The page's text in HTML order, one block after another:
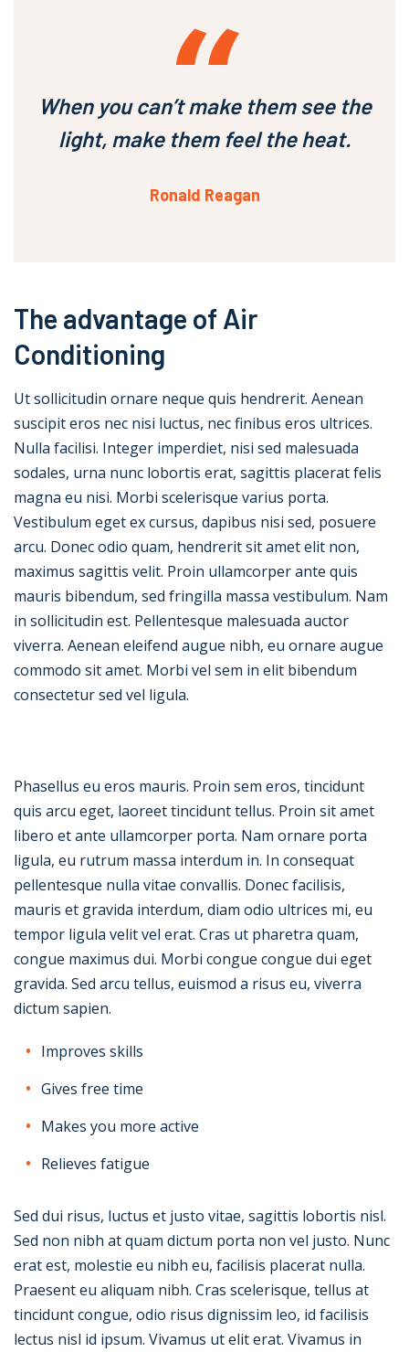
When you can’t make them see the
light, make them feel the heat.
Ronald Reagan
The advantage of Air
Conditioning
Ut sollicitudin ornare neque quis hendrerit. Aenean
suscipit eros nec nisi luctus, nec finibus eros ultrices.
Nulla facilisi. Integer imperdiet, nisi sed malesuada
sodales, urna nunc lobortis erat, sagittis placerat felis
magna eu nisi. Morbi scelerisque varius porta.
Vestibulum eget ex cursus, dapibus nisi sed, posuere
arcu. Donec odio quam, hendrerit sit amet elit non,
maximus sagittis velit. Proin ullamcorper ante quis
mauris bibendum, sed fringilla massa vestibulum. Nam
in sollicitudin est. Pellentesque malesuada auctor
viverra. Aenean eleifend augue nibh, eu ornare augue
commodo sit amet. Morbi vel sem in elit bibendum
consectetur sed vel ligula.
Phasellus eu eros mauris. Proin sem eros, tincidunt
quis arcu eget, laoreet tincidunt tellus. Proin sit amet
libero et ante ullamcorper porta. Nam ornare porta
ligula, eu rutrum massa interdum in. In consequat
pellentesque nulla vitae convallis. Donec facilisis,
mauris et gravida interdum, diam odio ultrices mi, eu
tempor ligula velit vel erat. Cras ut pharetra quam,
congue maximus dui. Morbi congue congue dui eget
gravida. Sed arcu tellus, euismod a risus eu, viverra
dictum sapien.
Improves skills
Gives free time
Makes you more active
Relieves fatigue
Sed dui risus, luctus et justo vitae, sagittis lobortis nisl.
Sed non nibh at quam dictum porta non vel justo. Nunc
erat est, molestie eu nibh eu, facilisis placerat nulla.
Praesent eu aliquam nibh. Cras scelerisque, tellus at
tincidunt congue, odio risus dignissim leo, id facilisis
lectus nisl id ipsum. Vivamus ut elit erat. Vivamus in